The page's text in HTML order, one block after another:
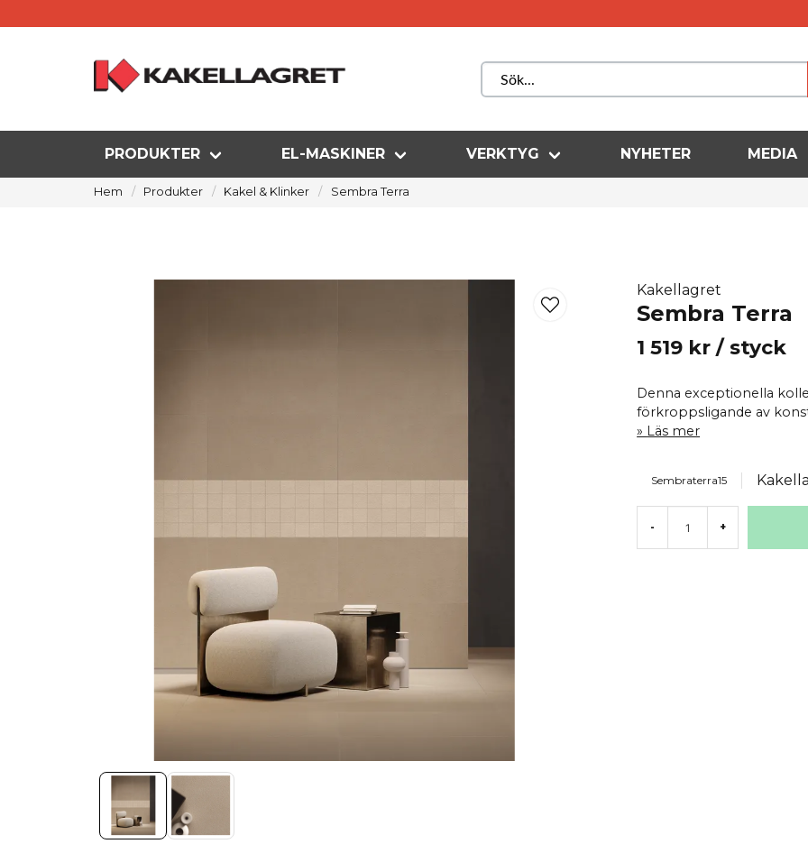
PRODUKTER EL-MASKINER VERKTYG NYHETER MEDIA
Hem Produkter Kakel & Klinker Sembra Terra
Kakellagret
Sembra Terra
1 519 kr / styck
Denna exceptionella
förkroppsligande av
Läs mer
Sembraterra15
- +